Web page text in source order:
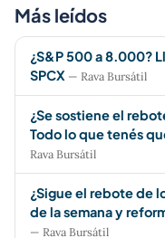
Más leídos
¿S&P 500 a 8.000?
SPCX — Rava Bursátil
¿Se sostiene el
Todo lo que tenés
Rava Bursátil
¿Sigue el rebote de
de la semana y
— Rava Bursátil